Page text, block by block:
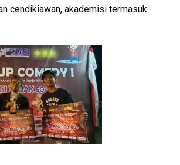
cendikiawan, akademisi termasuk